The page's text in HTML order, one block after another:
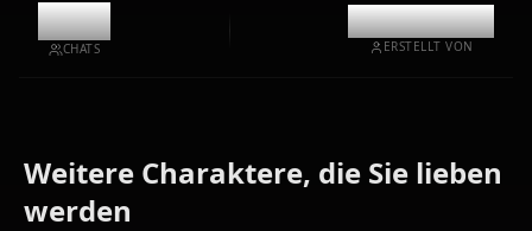
11.8k
CHATS
@kinayymon
ERSTELLT VON
Weitere Charaktere, die Sie lieben
werden